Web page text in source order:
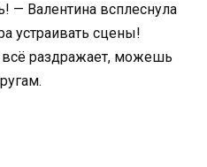
— Валентина всплеснула
устраивать сцены!
всё раздражает, можешь